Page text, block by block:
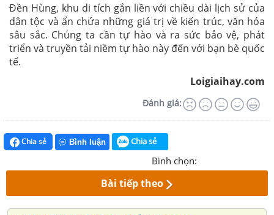
Đền Hùng, khu di tích gắn liền với chiều dài lịch sử của
dân tộc và ẩn chứa những giá trị về kiến trúc, văn hóa
sâu sắc. Chúng ta cần tự hào và ra sức bảo vệ, phát
triển và truyền tải niềm tự hào này đến với bạn bè quốc
tế.
Loigiaihay.com
Đánh giá:
Chia sẻ Bình luận Chia sẻ
Bình chọn:
Bài tiếp theo